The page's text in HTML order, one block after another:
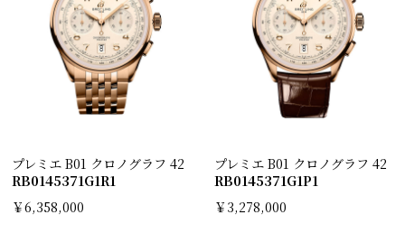
プレミエ B01 クロノグラフ 42
RB0145371G1R1
￥6,358,000
プレミエ B01 クロノグラフ 42
RB0145371G1P1
￥3,278,000